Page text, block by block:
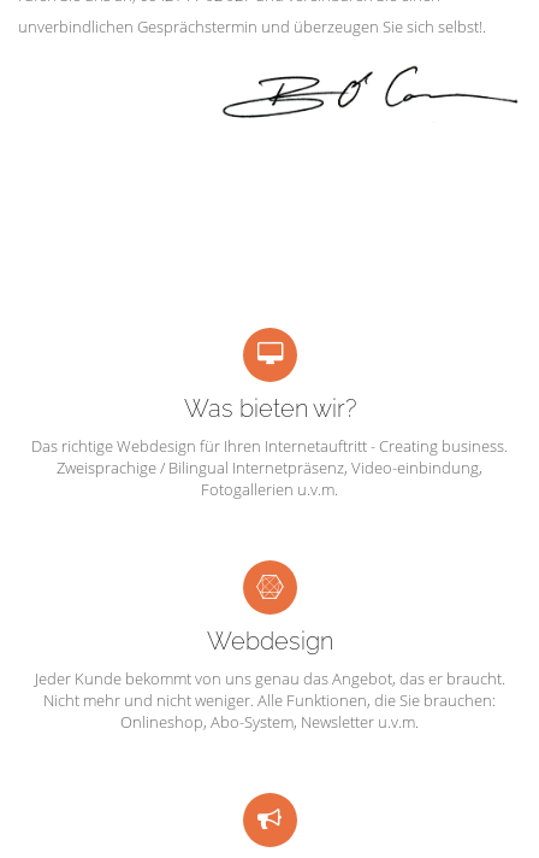
unverbindlichen Gesprächstermin und überzeugen Sie sich selbst!.
Was bieten wir?
Das richtige Webdesign für Ihren Internetauftritt - Creating business.
Zweisprachige / Bilingual Internetpräsenz, Video-einbindung,
Fotogallerien u.v.m.
Webdesign
Jeder Kunde bekommt von uns genau das Angebot, das er braucht.
Nicht mehr und nicht weniger. Alle Funktionen, die Sie brauchen:
Onlineshop, Abo-System, Newsletter u.v.m.